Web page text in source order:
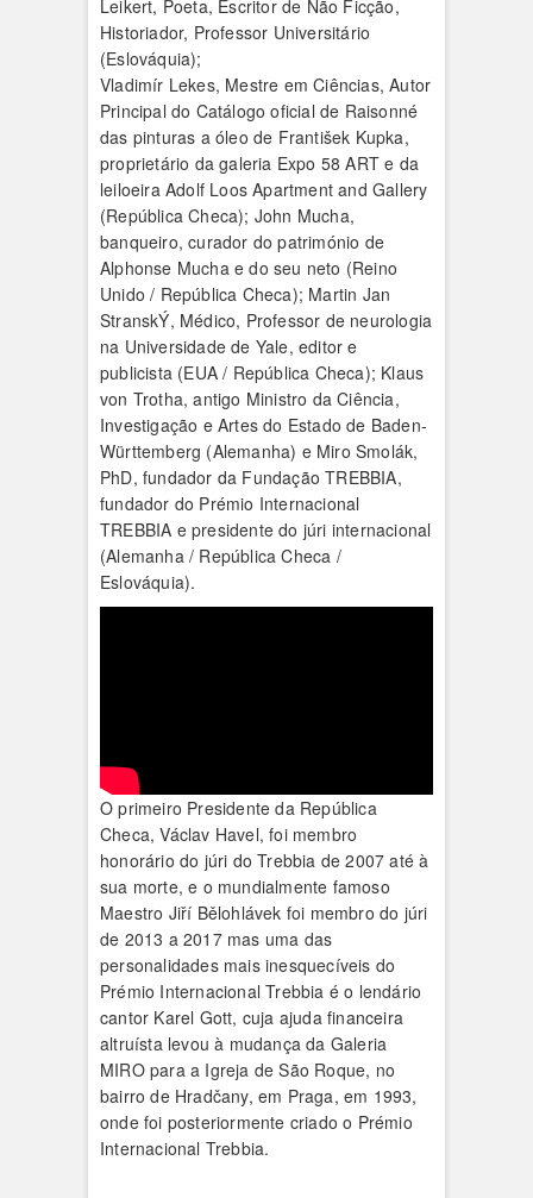
Leikert, Poeta, Escritor de Não Ficção,
Historiador, Professor Universitário
(Eslováquia);
Vladimír Lekes, Mestre em Ciências, Autor
Principal do Catálogo oficial de Raisonné
das pinturas a óleo de František Kupka,
proprietário da galeria Expo 58 ART e da
leiloeira Adolf Loos Apartment and Gallery
(República Checa); John Mucha,
banqueiro, curador do património de
Alphonse Mucha e do seu neto (Reino
Unido / República Checa); Martin Jan
StranskÝ, Médico, Professor de neurologia
na Universidade de Yale, editor e
publicista (EUA / República Checa); Klaus
von Trotha, antigo Ministro da Ciência,
Investigação e Artes do Estado de Baden-
Württemberg (Alemanha) e Miro Smolák,
PhD, fundador da Fundação TREBBIA,
fundador do Prémio Internacional
TREBBIA e presidente do júri internacional
(Alemanha / República Checa /
Eslováquia).
O primeiro Presidente da República
Checa, Václav Havel, foi membro
honorário do júri do Trebbia de 2007 até à
sua morte, e o mundialmente famoso
Maestro Jiří Bělohlávek foi membro do júri
de 2013 a 2017 mas uma das
personalidades mais inesquecíveis do
Prémio Internacional Trebbia é o lendário
cantor Karel Gott, cuja ajuda financeira
altruísta levou à mudança da Galeria
MIRO para a Igreja de São Roque, no
bairro de Hradčany, em Praga, em 1993,
onde foi posteriormente criado o Prémio
Internacional Trebbia.